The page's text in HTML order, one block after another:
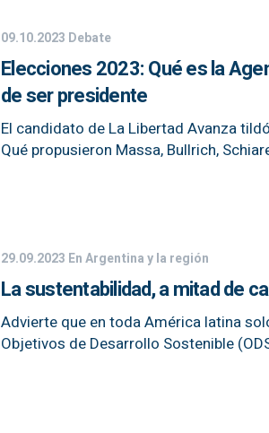
09.10.2023 Debate
Elecciones 2023: Qué es la
de ser presidente
El candidato de La Libertad Avanza
Qué propusieron Massa, Bullrich,
29.09.2023 En Argentina y la región
La sustentabilidad, a mitad de
Advierte que en toda América latina
Objetivos de Desarrollo Sostenible